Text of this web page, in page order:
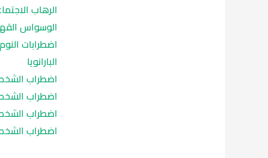
الرهاب
الوسواس
اضطرابات النوم
البارانويا
اضطراب
اضطراب
اضطراب
اضطراب